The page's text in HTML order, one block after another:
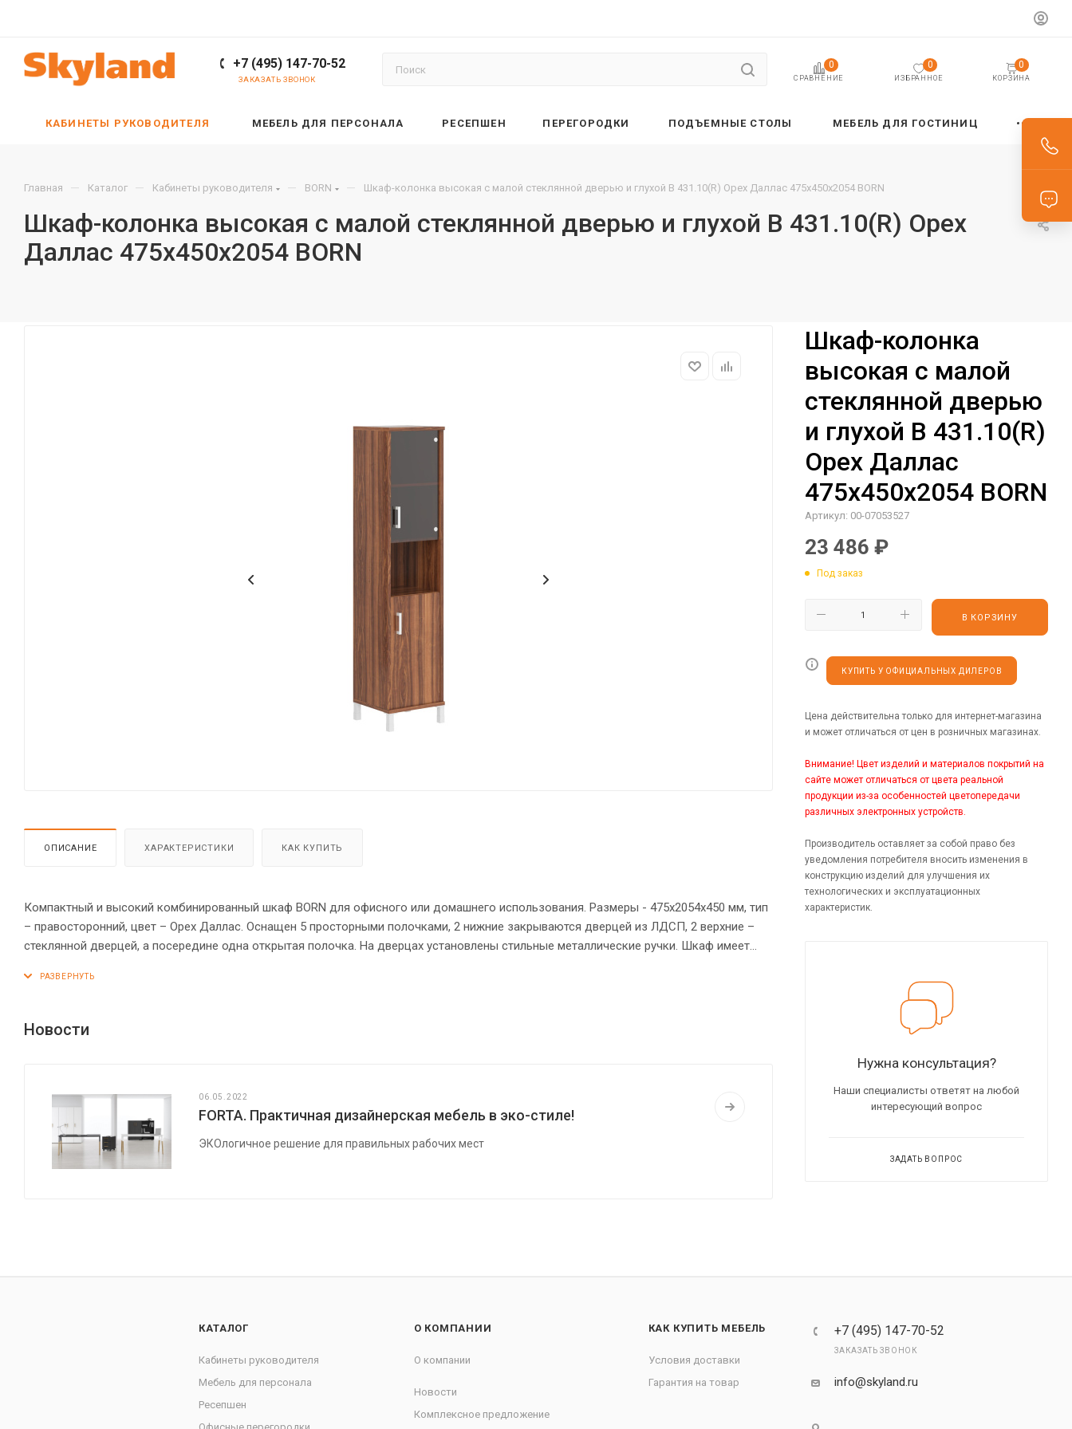
+7 (495) 147-70-52
ЗАКАЗАТЬ ЗВОНОК СРАВНЕНИЕ
0
ИЗБРАННОЕ
0
КОРЗИНА
0
КАБИНЕТЫ РУКОВОДИТЕЛЯ МЕБЕЛЬ ДЛЯ ПЕРСОНАЛА РЕСЕПШЕН ПЕРЕГОРОДКИ ПОДЪЕМНЫЕ СТОЛЫ МЕБЕЛЬ ДЛЯ ГОСТИНИЦ
Главная — Каталог — Кабинеты руководителя — BORN — Шкаф-колонка высокая с малой стеклянной дверью и глухой B 431.10(R) Орех Даллас 475х450х2054 BORN
Шкаф-колонка высокая с малой стеклянной дверью и глухой B 431.10(R) Орех
Даллас 475х450х2054 BORN
ОПИСАНИЕ ХАРАКТЕРИСТИКИ КАК КУПИТЬ
Компактный и высокий комбинированный шкаф BORN для офисного или домашнего использования. Размеры - 475х2054х450 мм, тип
– правосторонний, цвет – Орех Даллас. Оснащен 5 просторными полочками, 2 нижние закрываются дверцей из ЛДСП, 2 верхние –
стеклянной дверцей, а посередине одна открытая полочка. На дверцах установлены стильные металлические ручки. Шкаф имеет
основных элементов шкафа надежно защищены кромкой ПВХ – 2 мм. Регулируемые по высоте опоры обеспечат шкафу
Новости
06.05.2022
FORTA. Практичная дизайнерская мебель в эко-стиле!
ЭКОлогичное решение для правильных рабочих мест
Шкаф-колонка
высокая с малой
стеклянной дверью
и глухой B 431.10(R)
Орех Даллас
475х450х2054 BORN
Артикул: 00-07053527
23 486 ₽
Под заказ
В КОРЗИНУ
КУПИТЬ У ОФИЦИАЛЬНЫХ ДИЛЕРОВ
Цена действительна только для интернет-магазина
и может отличаться от цен в розничных магазинах.
Внимание! Цвет изделий и материалов покрытий на
сайте может отличаться от цвета реальной
продукции из-за особенностей цветопередачи
различных электронных устройств.
Производитель оставляет за собой право без
уведомления потребителя вносить изменения в
конструкцию изделий для улучшения их
технологических и эксплуатационных
характеристик.
Нужна консультация?
Наши специалисты ответят на любой
интересующий вопрос
ЗАДАТЬ ВОПРОС
КАТАЛОГ
Кабинеты руководителя
Мебель для персонала
Ресепшен
О КОМПАНИИ
О компании
Новости
Комплексное предложение
КАК КУПИТЬ МЕБЕЛЬ
Условия доставки
Гарантия на товар
+7 (495) 147-70-52
ЗАКАЗАТЬ ЗВОНОК
info@skyland.ru